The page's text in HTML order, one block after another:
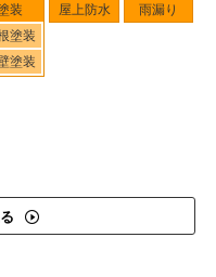
装
塗装
塗装
屋上防水 雨漏り